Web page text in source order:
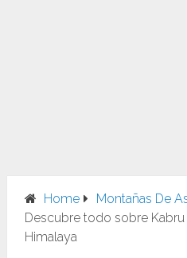
Home
Montañas De
Descubre todo sobre
Himalaya